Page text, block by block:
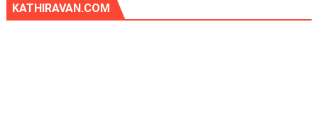
KATHIRAVAN.COM